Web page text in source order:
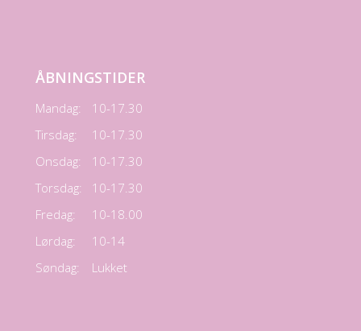
ÅBNINGSTIDER
Mandag:
10-17.30
Tirsdag:
10-17.30
Onsdag:
10-17.30
Torsdag:
10-17.30
Fredag:
10-18.00
Lørdag:
10-14
Søndag:
Lukket